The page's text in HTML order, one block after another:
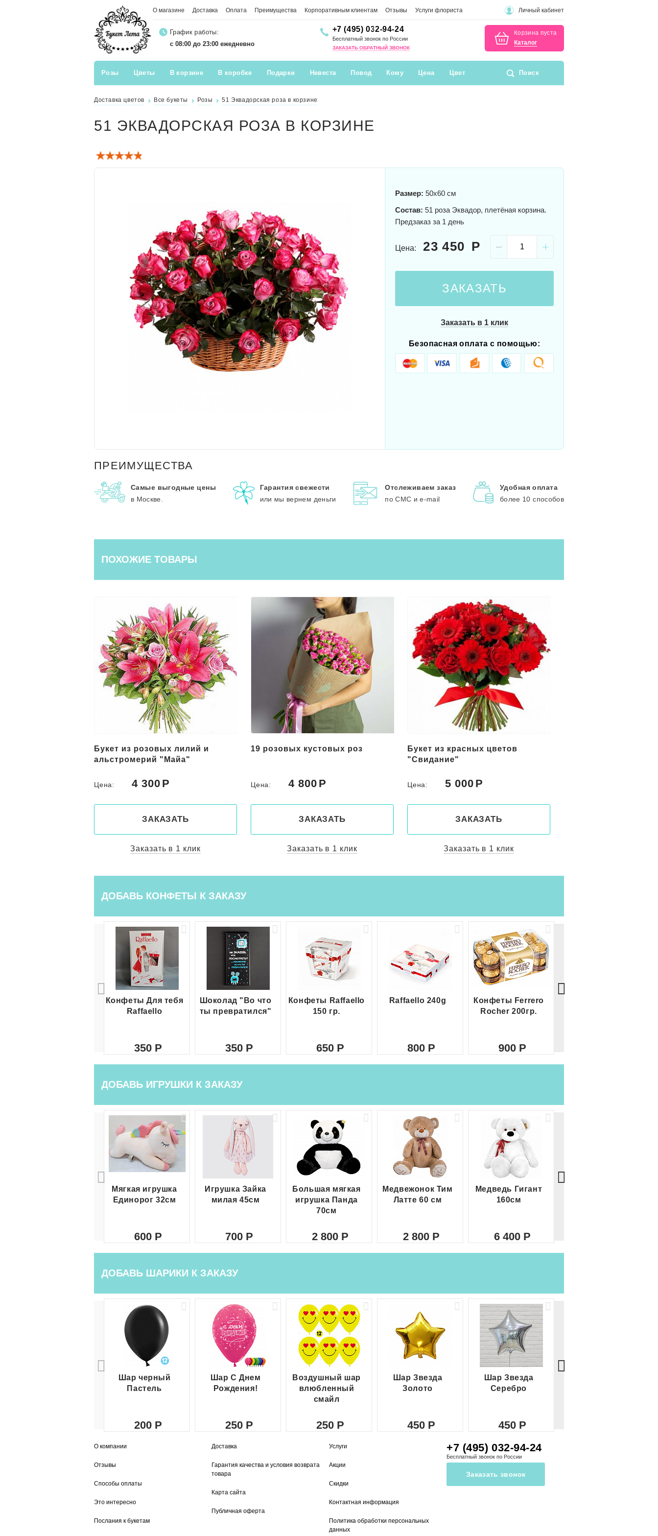
О магазине Доставка Оплата Преимущества Корпоративным клиентам Отзывы Услуги флориста Личный кабинет
График работы:
с 08:00 до 23:00 ежедневно
+7 (495) 032-94-24
Бесплатный звонок по России
ЗАКАЗАТЬ ОБРАТНЫЙ ЗВОНОК
Корзина пуста
Каталог
Розы Цветы В корзине В коробке Подарки Невеста Повод Кому Цена Цвет Поиск
Доставка цветов Все букеты Розы 51 Эквадорская роза в корзине
51 ЭКВАДОРСКАЯ РОЗА В КОРЗИНЕ
Размер: 50x60 см
Состав: 51 роза Эквадор, плетёная корзина.
Предзаказ за 1 день
Цена: 23 450
ЗАКАЗАТЬ
Заказать в 1 клик
Безопасная оплата с помощью:
ПРЕИМУЩЕСТВА
Самые выгодные цены
в Москве.
Гарантия свежести
или мы вернем деньги
Отслеживаем заказ
по СМС и e-mail
Удобная оплата
более 10 способов
ПОХОЖИЕ ТОВАРЫ
19 розовых кустовых роз
Цена: 4 800
ЗАКАЗАТЬ
Заказать в 1 клик
Букет из красных цветов
Цена: 5 000
ЗАКАЗАТЬ
Заказать в 1 клик
Букет цветов в корзине
"Романс"
Цена: 5 150
ЗАКАЗАТЬ
Заказать в 1 клик
ДОБАВЬ КОНФЕТЫ К ЗАКАЗУ
Конфеты Для тебя
Raffaello
350
Шоколад "Во что
ты превратился"
350
Конфеты Raffaello
150 гр.
650
Raffaello 240g
800
Конфеты Ferrero
Rocher 200гр.
900
ДОБАВЬ ИГРУШКИ К ЗАКАЗУ
Мягкая игрушка
Единорог 32см
600
Игрушка Зайка
милая 45см
700
Большая мягкая
игрушка Панда
70см
2 800
Медвежонок Тим
Латте 60 см
2 800
Медведь Гигант
160см
6 400
ДОБАВЬ ШАРИКИ К ЗАКАЗУ
Шар черный
Пастель
200
Шар С Днем
Рождения!
250
Воздушный шар
влюбленный
смайл
250
Шар Звезда
Золото
450
Шар Звезда
Серебро
450
О компании
Отзывы
Способы оплаты
Это интересно
Послания к букетам
Доставка
Гарантия качества и условия возврата
товара
Карта сайта
Публичная оферта
Услуги
Акции
Скидки
Контактная информация
Политика обработки персональных
данных
+7 (495) 032-94-24
Бесплатный звонок по России
Заказать звонок